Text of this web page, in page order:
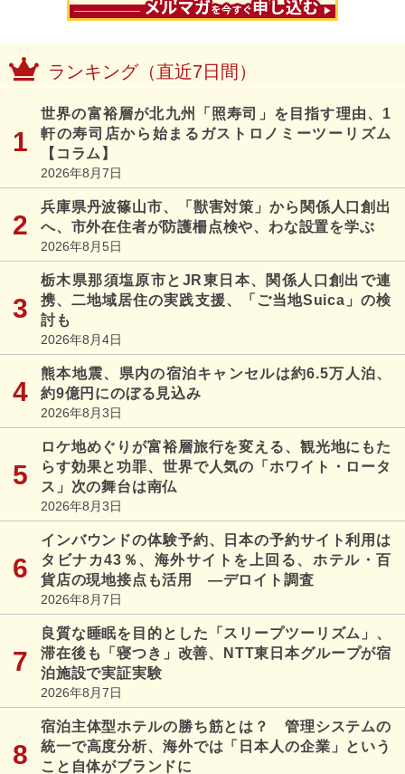
ランキング（直近7日間）
世界の富裕層が北九州「照寿司」を目指す理由、1
軒の寿司店から始まるガストロノミーツーリズム
【コラム】
2026年8月7日
兵庫県丹波篠山市、「獣害対策」から関係人口創出
へ、市外在住者が防護柵点検や、わな設置を学ぶ
2026年8月5日
栃木県那須塩原市とJR東日本、関係人口創出で連
携、二地域居住の実践支援、「ご当地Suica」の検
討も
2026年8月4日
熊本地震、県内の宿泊キャンセルは約6.5万人泊、
約9億円にのぼる見込み
2026年8月3日
ロケ地めぐりが富裕層旅行を変える、観光地にもた
らす効果と功罪、世界で人気の「ホワイト・ロータ
ス」次の舞台は南仏
2026年8月3日
インバウンドの体験予約、日本の予約サイト利用は
タビナカ43％、海外サイトを上回る、ホテル・百
貨店の現地接点も活用 ―デロイト調査
2026年8月7日
良質な睡眠を目的とした「スリープツーリズム」、
滞在後も「寝つき」改善、NTT東日本グループが宿
泊施設で実証実験
2026年8月7日
宿泊主体型ホテルの勝ち筋とは？ 管理システムの
統一で高度分析、海外では「日本人の企業」という
こと自体がブランドに